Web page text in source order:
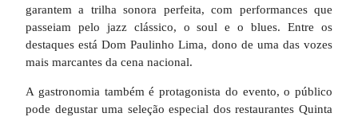
garantem a trilha sonora perfeita, com performances que
passeiam pelo jazz clássico, o soul e o blues. Entre os
destaques está Dom Paulinho Lima, dono de uma das vozes
mais marcantes da cena nacional.
A gastronomia também é protagonista do evento, o público
pode degustar uma seleção especial dos restaurantes Quinta